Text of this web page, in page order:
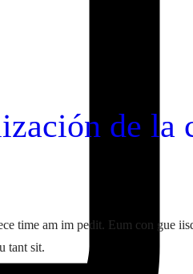
de la
time am im pedit. Eum con gue
tant sit.